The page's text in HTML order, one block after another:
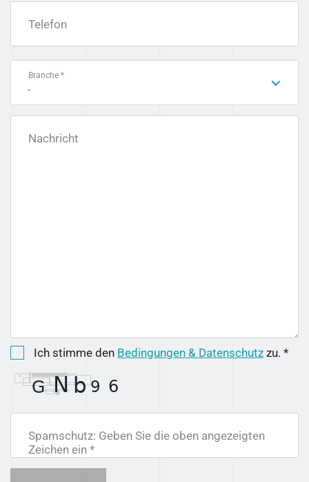
Telefon
Branche *
-
Nachricht
Ich stimme den Bedingungen & Datenschutz zu. *
Spamschutz: Geben Sie die oben angezeigten
Zeichen ein *